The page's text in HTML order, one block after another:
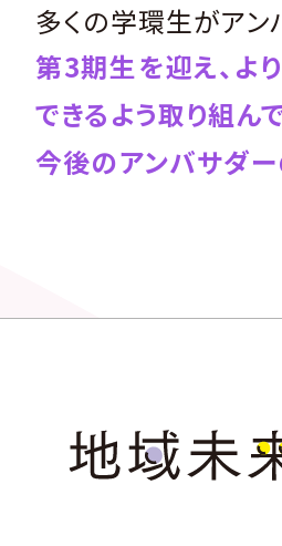
多くの学環生がアン
第3期生を迎え、よ
できるよう取り組ん
今後のアンバサダ